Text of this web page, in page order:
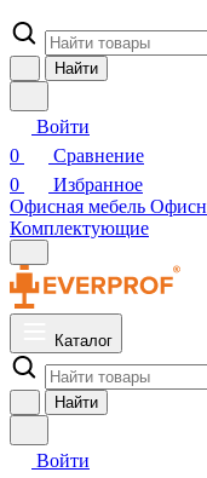
Найти
Войти
0
Сравнение
0
Избранное
Офисная мебель
Комплектующие
Каталог
Найти
Войти